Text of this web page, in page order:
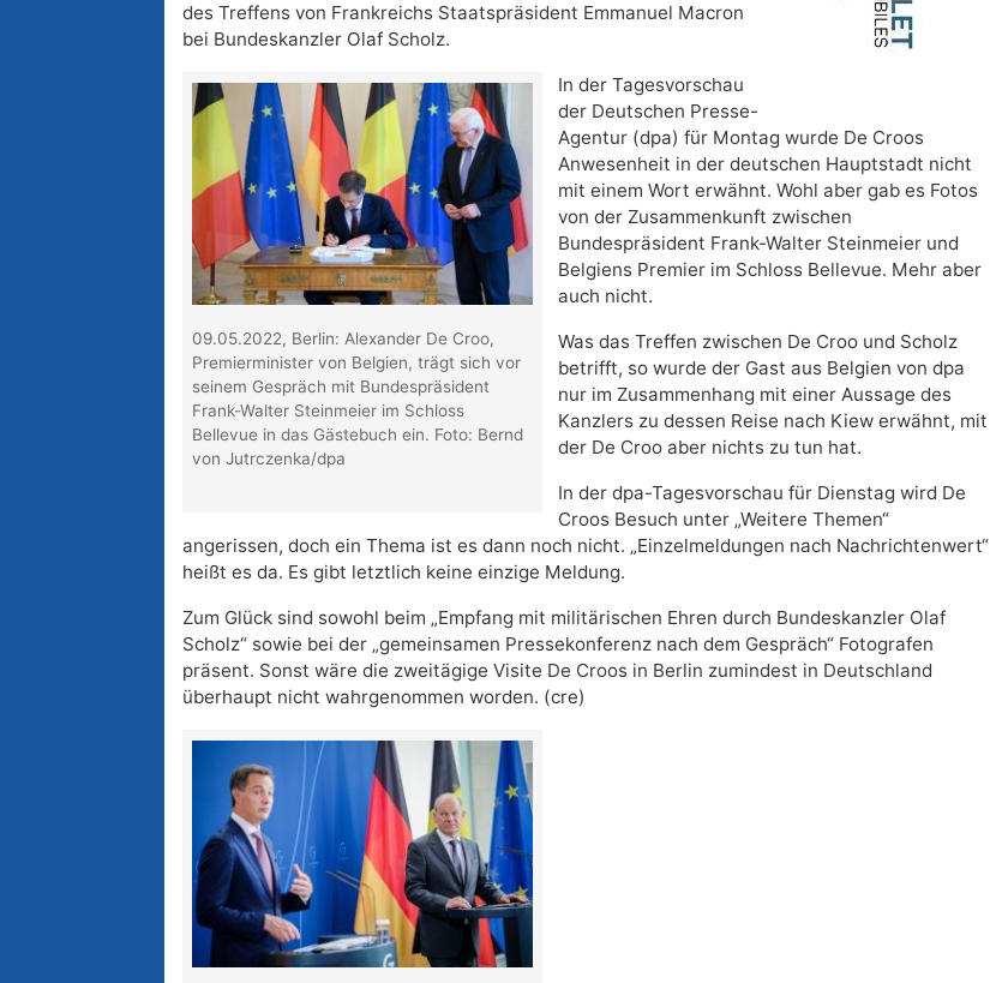
des Treffens von Frankreichs Staatspräsident Emmanuel Macron
bei Bundeskanzler Olaf Scholz.
09.05.2022, Berlin: Alexander De Croo,
Premierminister von Belgien, trägt sich vor
seinem Gespräch mit Bundespräsident
Frank-Walter Steinmeier im Schloss
Bellevue in das Gästebuch ein. Foto: Bernd
von Jutrczenka/dpa
In der Tagesvorschau
der Deutschen Presse-
Agentur (dpa) für Montag wurde De Croos
Anwesenheit in der deutschen Hauptstadt nicht
mit einem Wort erwähnt. Wohl aber gab es Fotos
von der Zusammenkunft zwischen
Bundespräsident Frank-Walter Steinmeier und
Belgiens Premier im Schloss Bellevue. Mehr aber
auch nicht.
Was das Treffen zwischen De Croo und Scholz
betrifft, so wurde der Gast aus Belgien von dpa
nur im Zusammenhang mit einer Aussage des
Kanzlers zu dessen Reise nach Kiew erwähnt, mit
der De Croo aber nichts zu tun hat.
In der dpa-Tagesvorschau für Dienstag wird De
Croos Besuch unter „Weitere Themen“
angerissen, doch ein Thema ist es dann noch nicht. „Einzelmeldungen nach Nachrichtenwert“
heißt es da. Es gibt letztlich keine einzige Meldung.
Zum Glück sind sowohl beim „Empfang mit militärischen Ehren durch Bundeskanzler Olaf
Scholz“ sowie bei der „gemeinsamen Pressekonferenz nach dem Gespräch“ Fotografen
präsent. Sonst wäre die zweitägige Visite De Croos in Berlin zumindest in Deutschland
überhaupt nicht wahrgenommen worden. (cre)